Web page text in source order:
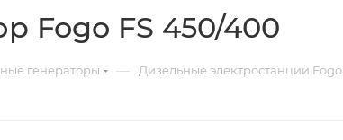
Fogo FS 450/400
генераторы — Дизельные электростанции Fogo